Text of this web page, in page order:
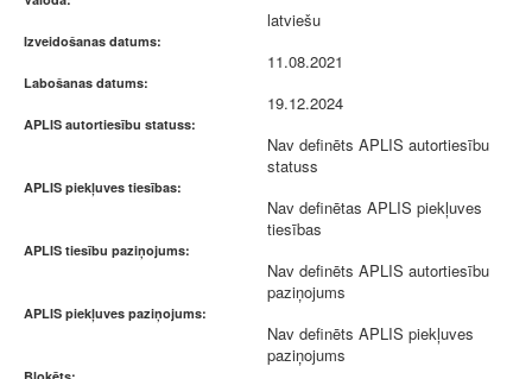
latviešu
Izveidošanas datums:
11.08.2021
Labošanas datums:
19.12.2024
APLIS autortiesību statuss:
Nav definēts APLIS autortiesību
statuss
APLIS piekļuves tiesības:
Nav definētas APLIS piekļuves
tiesības
APLIS tiesību paziņojums:
Nav definēts APLIS autortiesību
paziņojums
APLIS piekļuves paziņojums:
Nav definēts APLIS piekļuves
paziņojums